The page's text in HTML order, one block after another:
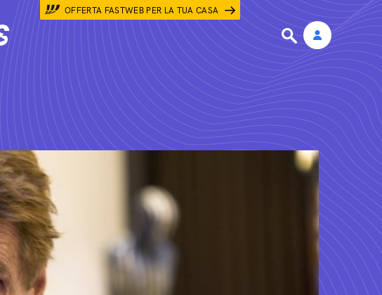
OFFERTA FASTWEB PER LA TUA CASA